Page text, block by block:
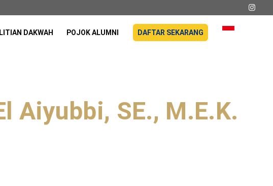
DAKWAH POJOK ALUMNI DAFTAR SEKARANG
Aiyubbi, SE., M.E.K.